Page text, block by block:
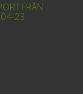
FRÅN
04-23